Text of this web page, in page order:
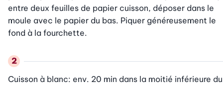
entre deux feuilles de papier cuisson, déposer dans le
moule avec le papier du bas. Piquer généreusement le
fond à la fourchette.
Cuisson à blanc: env. 20 min dans la moitié inférieure du